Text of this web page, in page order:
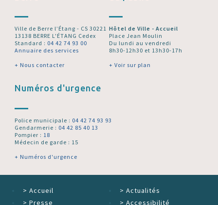
Ville de Berre l’Étang - CS 30221
13138 BERRE L'ÉTANG Cedex
Standard : 04 42 74 93 00
Annuaire des services
+ Nous contacter
Hôtel de Ville - Accueil
Place Jean Moulin
Du lundi au vendredi
8h30-12h30 et 13h30-17h
+ Voir sur plan
Numéros d'urgence
Police municipale : 04 42 74 93 93
Gendarmerie : 04 42 85 40 13
Pompier : 18
Médecin de garde : 15
+ Numéros d'urgence
> Accueil > Actualités
> Presse > Accessibilité